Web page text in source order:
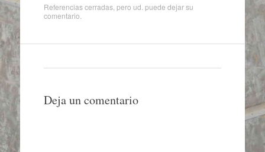
Referencias cerradas, pero ud. puede dejar su
comentario
Deja un comentario